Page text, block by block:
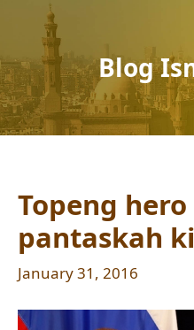
Blog
Topeng
pantaskah
January 31, 2016